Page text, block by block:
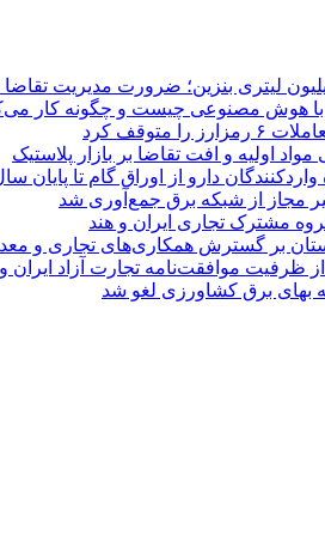
با هوش مصنوعی چیست و چگونه کار
متوقف کرد
اولیه و افت تقاضا بر بازار پلاستیک
دارو از اوراق گام تا پایان
مشترک تجاری ایران و هند
بر گسترش همکاری‌های تجاری و
ظرفیت موافقت‌نامه تجارت آزاد ایران
بهای برق کشاورزی لغو شد